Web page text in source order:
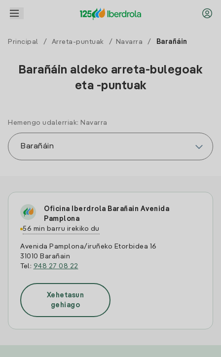
Principal / Arreta-puntuak / Navarra / Barañáin
Barañáin aldeko arreta-bulegoak
eta -puntuak
Hemengo udalerriak: Navarra
Oficina Iberdrola Barañain Avenida
Pamplona
56 min barru irekiko du
Avenida Pamplona/iruñeko Etorbidea 16
31010 Barañain
Tel: 948 27 08 22
Xehetasun
gehiago